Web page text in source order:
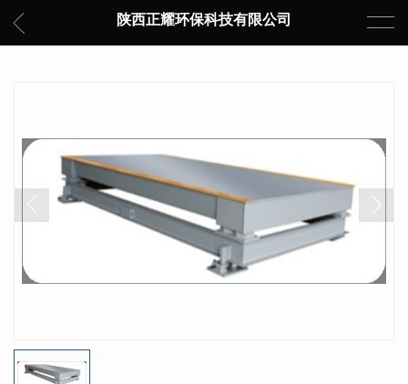
陕西正耀环保科技有限公司